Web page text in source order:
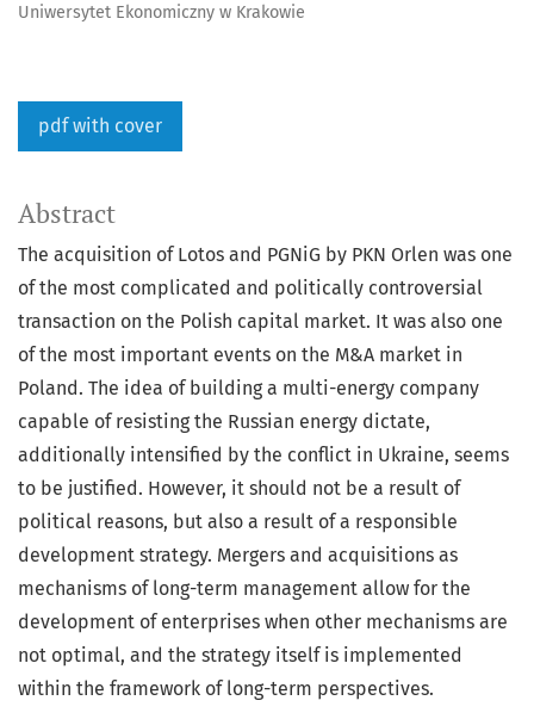
Uniwersytet Ekonomiczny w Krakowie
pdf with cover
Abstract
The acquisition of Lotos and PGNiG by PKN Orlen was one
of the most complicated and politically controversial
transaction on the Polish capital market. It was also one
of the most important events on the M&A market in
Poland. The idea of building a multi-energy company
capable of resisting the Russian energy dictate,
additionally intensified by the conflict in Ukraine, seems
to be justified. However, it should not be a result of
political reasons, but also a result of a responsible
development strategy. Mergers and acquisitions as
mechanisms of long-term management allow for the
development of enterprises when other mechanisms are
not optimal, and the strategy itself is implemented
within the framework of long-term perspectives.